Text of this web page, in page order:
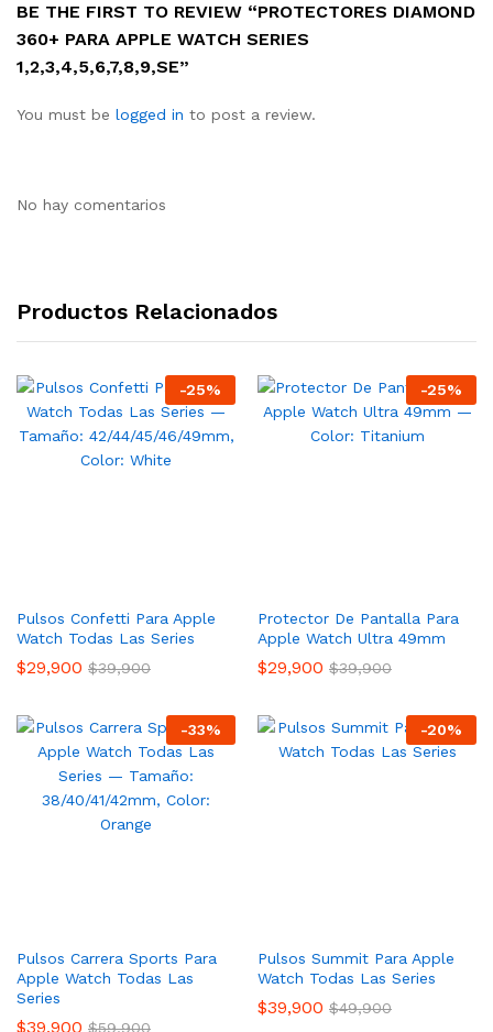
BE THE FIRST TO REVIEW “PROTECTORES DIAMOND
360+ PARA APPLE WATCH SERIES
1,2,3,4,5,6,7,8,9,SE”
You must be logged in to post a review.
No hay comentarios
Productos Relacionados
-25%
Pulsos Confetti Para Apple
Watch Todas Las Series
$29,900 $39,900
-25%
Protector De Pantalla Para
Apple Watch Ultra 49mm
$29,900 $39,900
-33%
Pulsos Carrera Sports Para
Apple Watch Todas Las
Series
$39,900 $59,900
-20%
Pulsos Summit Para Apple
Watch Todas Las Series
$39,900 $49,900